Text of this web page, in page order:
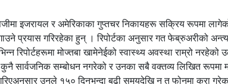
इजरायल र अमेरिकाका गुप्तचर निकायहरू सक्रिय रूपमा
प्रयास गरिरहेका हुन् । रिपोर्टका अनुसार गत फेब्रुअरीको
रिपोर्टहरूमा मोज्तबा खामेनेईको स्वास्थ्य अवस्था राम्रो
सम्बोधन नगरेको र उनका सबै वक्तव्य लिखित रूपमा
उनले १५० दिनभन्दा बढी समयदेखि न त फोनमा कुरा